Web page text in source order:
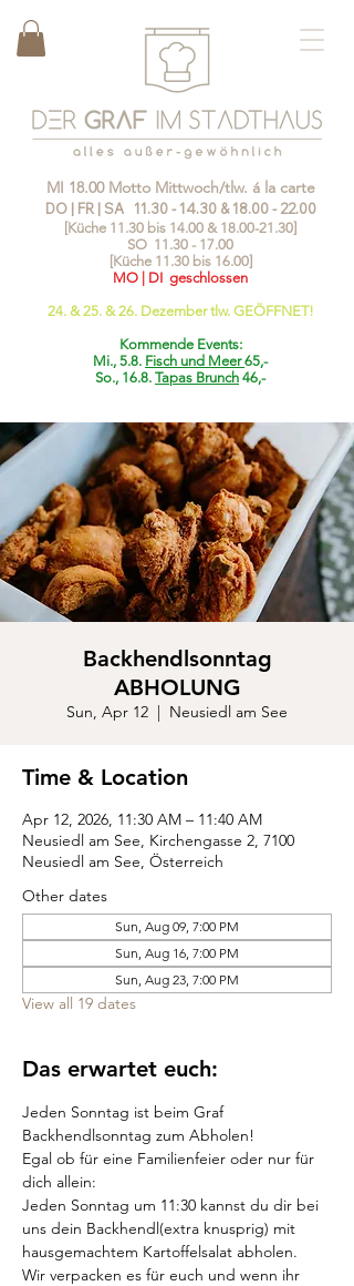
MI 18.00 Motto Mittwoch/tlw. á la carte
DO | FR | SA 11.30 - 14.30&18.00 - 22.00
[Küche 11.30 bis 14.00 & 18.00-21.30]
SO 11.30 - 17.00
[Küche 11.30 bis 16.00]
MO | DI geschlossen
24. & 25. & 26. Dezember tlw. GEÖFFNET!
Kommende Events:
Mi., 5.8. Fisch und Meer65,-
So., 16.8. Tapas Brunch 46,-
Backhendlsonntag
ABHOLUNG
Sun, Apr 12
  |
Neusiedl am See
Time & Location
Apr 12, 2026, 11:30 AM – 11:40 AM
Neusiedl am See, Kirchengasse 2, 7100
Neusiedl am See, Österreich
Other dates
Sun, Aug 09, 7:00 PM
Sun, Aug 16, 7:00 PM
Sun, Aug 23, 7:00 PM
View all 19 dates
Das erwartet euch:
Jeden Sonntag ist beim Graf
Backhendlsonntag zum Abholen!
Egal ob für eine Familienfeier oder nur für
dich allein:
Jeden Sonntag um 11:30 kannst du dir bei
uns dein Backhendl(extra knusprig) mit
hausgemachtem Kartoffelsalat abholen.
Wir verpacken es für euch und wenn ihr